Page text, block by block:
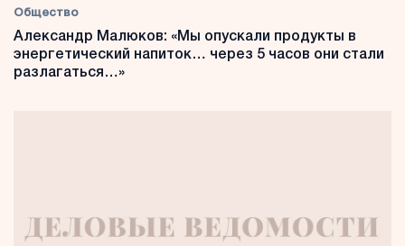
Общество
Александр Малюков: «Мы опускали продукты в
энергетический напиток… через 5 часов они стали
разлагаться…»